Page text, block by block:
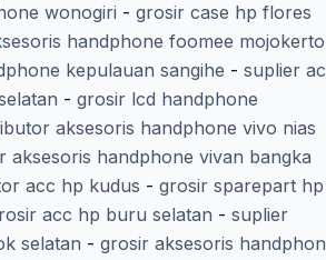
wonogiri - grosir case hp flores
handphone foomee mojokerto
kepulauan sangihe - suplier
- grosir lcd handphone
aksesoris handphone vivo nias
aksesoris handphone vivan bangka
acc hp kudus - grosir sparepart hp
acc hp buru selatan - suplier
selatan - grosir aksesoris